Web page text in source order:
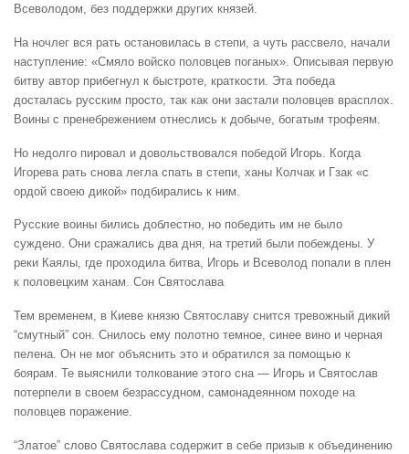
Всеволодом, без поддержки других князей.
На ночлег вся рать остановилась в степи, а чуть рассвело, начали
наступление: «Смяло войско половцев поганых». ​Описывая первую
битву автор прибегнул к быстроте, краткости. Эта победа
досталась русским просто, так как они застали половцев врасплох.
Воины с пренебрежением отнеслись к добыче, богатым трофеям.
Но недолго пировал и довольствовался победой Игорь. Когда
Игорева рать снова легла спать в степи, ханы Колчак и Гзак ​«с
ордой своею дикой»​​ подбирались к ним.
Русские воины бились доблестно, но победить им не было
суждено. Они сражались два дня, на третий были побеждены. У
реки Каялы, где проходила битва, Игорь и Всеволод попали в плен
к половецким ханам. Сон Святослава
Тем временем, в Киеве князю Святославу снится тревожный дикий
“смутный” сон. Снилось ему полотно темное, синее вино и черная
пелена. Он не мог объяснить это и обратился за помощью к
боярам. Те выяснили толкование этого сна — Игорь и Святослав
потерпели в своем безрассудном, самонадеянном походе на
половцев поражение.
“Златое” слово Святослава содержит в себе призыв к объединению